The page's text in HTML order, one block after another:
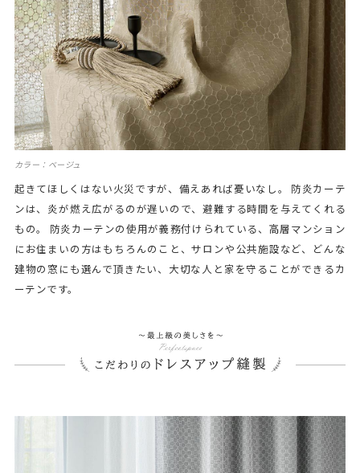
カラー：ベージュ
起きてほしくはない火災ですが、備えあれば憂いなし。 防炎カーテ
ンは、炎が燃え広がるのが遅いので、避難する時間を与えてくれる
もの。 防炎カーテンの使用が義務付けられている、高層マンション
にお住まいの方はもちろんのこと、サロンや公共施設など、どんな
建物の窓にも選んで頂きたい、大切な人と家を守ることができるカ
ーテンです。